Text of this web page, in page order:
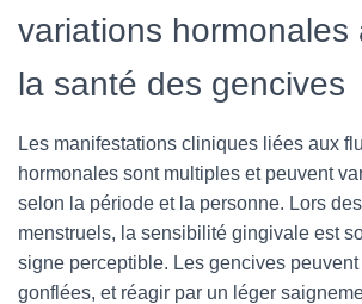
variations hormonales
la santé des gencives
Les manifestations cliniques liées aux
hormonales sont multiples et peuvent
selon la période et la personne. Lors
menstruels, la sensibilité gingivale est
signe perceptible. Les gencives
gonflées, et réagir par un léger